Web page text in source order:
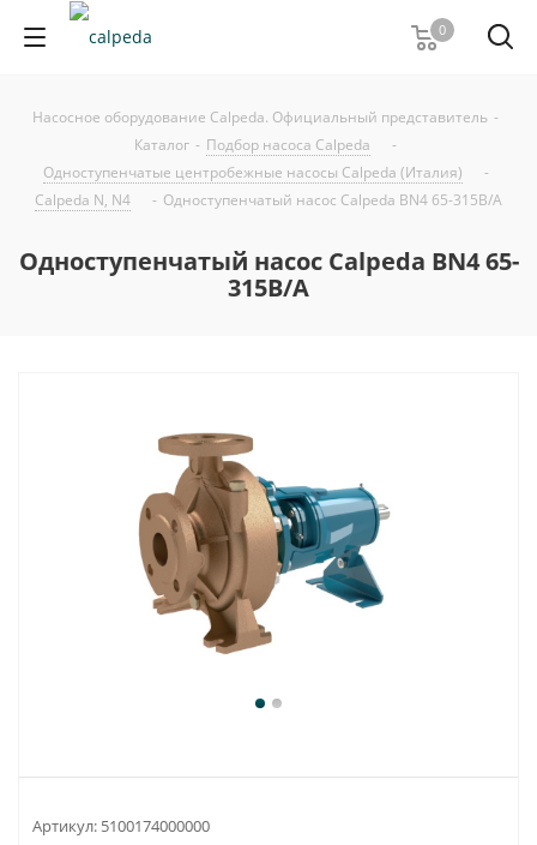
0
Насосное оборудование Calpeda. Официальный представитель -
Каталог - Подбор насоса Calpeda
-
Одноступенчатые центробежные насосы Calpeda (Италия)
-
Calpeda N, N4
- Одноступенчатый насос Calpeda BN4 65-315B/A
Одноступенчатый насос Calpeda BN4 65-
315B/A
Артикул: 5100174000000